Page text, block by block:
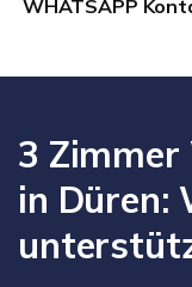
WHATSAPP
3
in Düren: